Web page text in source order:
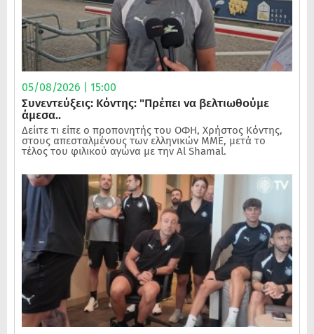
05/08/2026 | 15:00
Συνεντεύξεις: Κόντης: "Πρέπει να βελτιωθούμε
άμεσα..
Δείιτε τι είπε ο προπονητής του ΟΦΗ, Χρήστος Κόντης,
στους απεσταλμένους των ελληνικών ΜΜΕ, μετά το
τέλος του φιλικού αγώνα με την Al Shamal.